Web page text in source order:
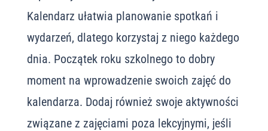
Kalendarz ułatwia planowanie spotkań i
wydarzeń, dlatego korzystaj z niego każdego
dnia. Początek roku szkolnego to dobry
moment na wprowadzenie swoich zajęć do
kalendarza. Dodaj również swoje aktywności
związane z zajęciami poza lekcyjnymi, jeśli